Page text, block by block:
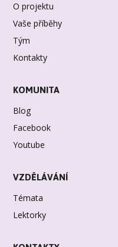
O projektu
Vaše příběhy
Tým
Kontakty
KOMUNITA
Blog
Facebook
Youtube
VZDĚLÁVÁNÍ
Témata
Lektorky